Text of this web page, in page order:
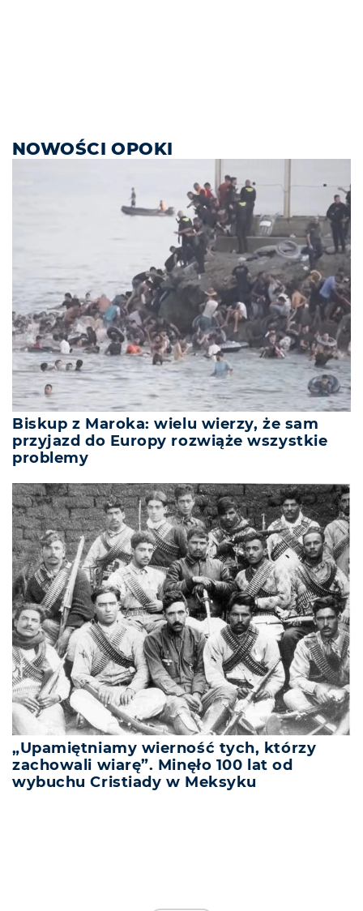
NOWOŚCI OPOKI
Biskup z Maroka: wielu wierzy, że sam
przyjazd do Europy rozwiąże wszystkie
problemy
„Upamiętniamy wierność tych, którzy
zachowali wiarę”. Minęło 100 lat od
wybuchu Cristiady w Meksyku